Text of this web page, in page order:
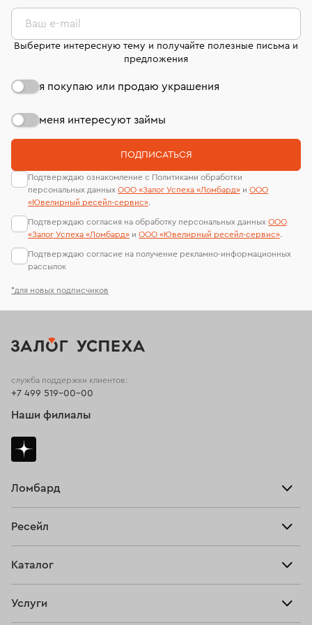
комиссионных украшений и часов смотрите на
странице«Возврат украшений»
лабораторий
*для новых подписчиков
Ваш e-mail
Выберите интересную тему и получайте полезные письма и
предложения
я покупаю или продаю украшения
меня интересуют займы
ПОДПИСАТЬСЯ
Подтверждаю ознакомление с Политиками обработки
персональных данных ООО «Залог Успеха «Ломбард» и ООО
«Ювелирный ресейл-сервиc».
Подтверждаю согласия на обработку персональных данных ООО
«Залог Успеха «Ломбард» и ООО «Ювелирный ресейл-сервиc».
Подтверждаю согласие на получение рекламно-информационных
рассылок
Ломбард
Тарифы
Ресейл
Купить
Каталог
Услуги
служба поддержки клиентов:
+7 499 519-00-00
Наши филиалы